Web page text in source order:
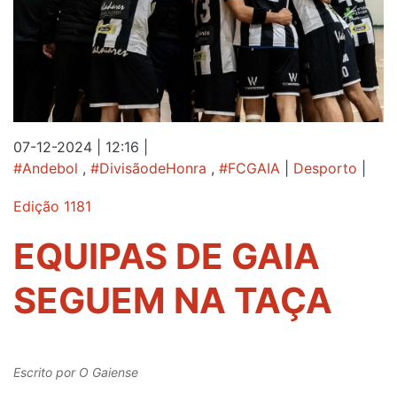
07-12-2024 | 12:16
#Andebol , #DivisãodeHonra , #FCGAIA Desporto
Edição 1181
EQUIPAS DE GAIA
SEGUEM NA TAÇA
Escrito por O Gaiense